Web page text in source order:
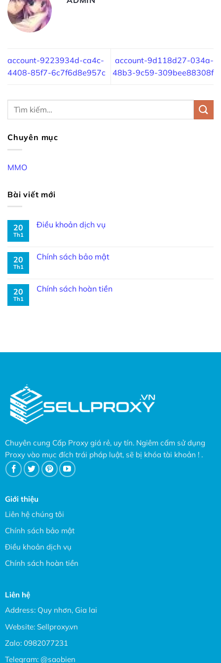
account-9223934d-ca4c-
4408-85f7-6c7f6d8e957c
account-9d118d27-034a-
48b3-9c59-309bee88308f
Chuyên mục
MMO
Bài viết mới
20
Th1
Điều khoản dịch vụ
20
Th1
Chính sách bảo mật
20
Th1
Chính sách hoàn tiền
Chuyên cung Cấp Proxy giá rẻ, uy tín. Ngiêm cấm sử dụng
Proxy vào mục đích trái pháp luật, sẽ bị khóa tài khoản ! .
Giới thiệu
Liên hệ chúng tôi
Chính sách bảo mật
Điều khoản dịch vụ
Chính sách hoàn tiền
Liên hệ
Address: Quy nhơn, Gia lai
Website: Sellproxy.vn
Zalo: 0982077231
Telegram: @saobien